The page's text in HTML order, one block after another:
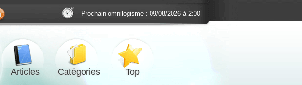
Prochain omnilogisme : 09/08/2026 à 2:00
Articles Catégories Top